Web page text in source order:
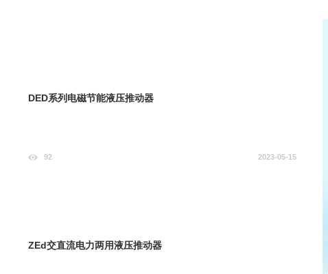
DED系列电磁节能液压推动器
92 2023-05-15
ZEd交直流电力两用液压推动器